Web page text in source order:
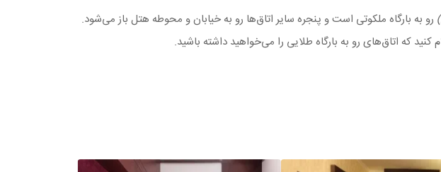
رو به بارگاه ملکوتی است و پنجره سایر اتاق‌ها رو به خیابان و محوطه هتل باز می‌شود.
کنید که اتاق‌های رو به بارگاه طلایی را می‌خواهید داشته باشید.